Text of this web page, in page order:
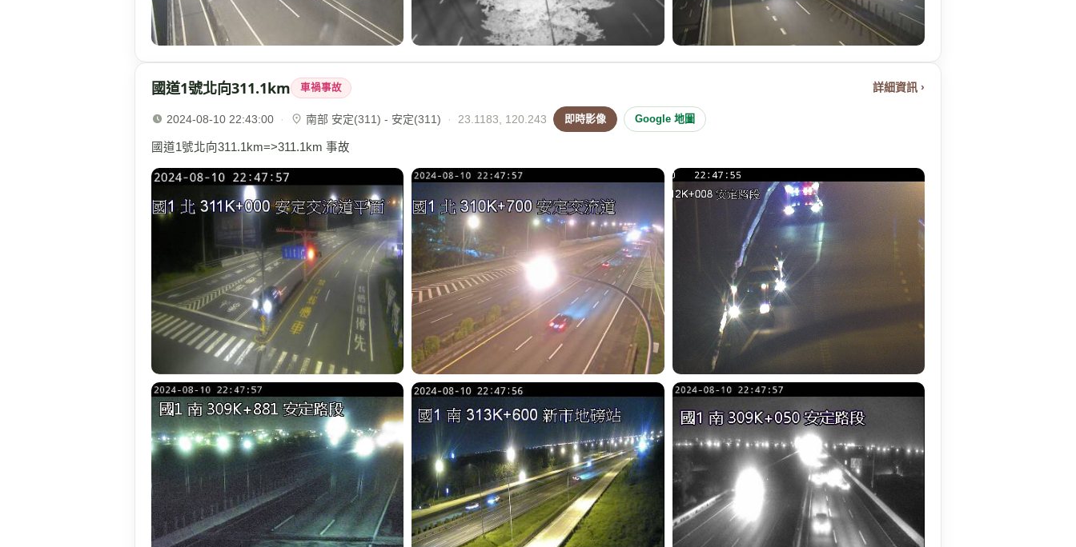
國道1號北向311.1km 車禍事故 詳細資訊 ›
2024-08-10 22:43:00 · 南部 安定(311) - 安定(311) · 23.1183, 120.243 即時影像 Google 地圖
國道1號北向311.1km=>311.1km 事故